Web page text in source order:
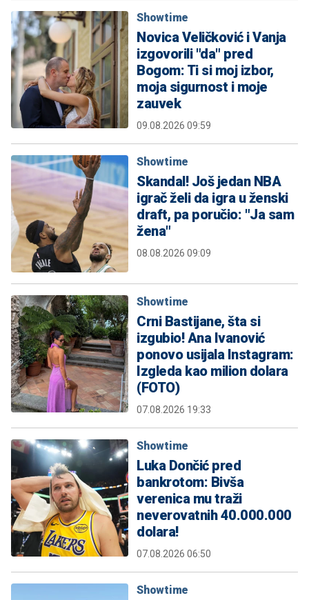
Showtime
Novica Veličković i Vanja
izgovorili "da" pred
Bogom: Ti si moj izbor,
moja sigurnost i moje
zauvek
09.08.2026 09:59
Showtime
Skandal! Još jedan NBA
igrač želi da igra u ženski
draft, pa poručio: "Ja sam
žena"
08.08.2026 09:09
Showtime
Crni Bastijane, šta si
izgubio! Ana Ivanović
ponovo usijala Instagram:
Izgleda kao milion dolara
(FOTO)
07.08.2026 19:33
Showtime
Luka Dončić pred
bankrotom: Bivša
verenica mu traži
neverovatnih 40.000.000
dolara!
07.08.2026 06:50
Showtime